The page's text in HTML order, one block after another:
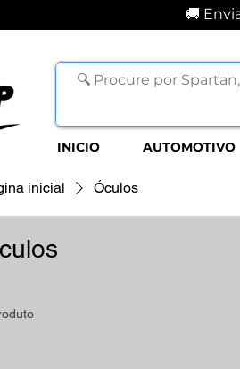
🚚
INICIO AUTOMOTIVO
inicial Óculos